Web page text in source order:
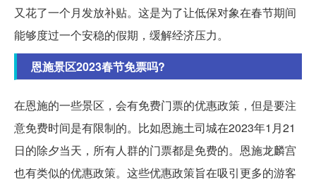
又花了一个月发放补贴。这是为了让低保对象在春节期间
能够度过一个安稳的假期，缓解经济压力。
恩施景区2023春节免票吗?
在恩施的一些景区，会有免费门票的优惠政策，但是要注
意免费时间是有限制的。比如恩施土司城在2023年1月21
日的除夕当天，所有人群的门票都是免费的。恩施龙麟宫
也有类似的优惠政策。这些优惠政策旨在吸引更多的游客